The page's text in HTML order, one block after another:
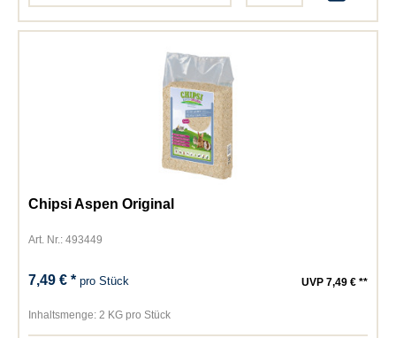
Chipsi Aspen Original
Art. Nr.: 493449
7,49 € *pro Stück UVP 7,49 € **
Inhaltsmenge: 2 KG pro Stück